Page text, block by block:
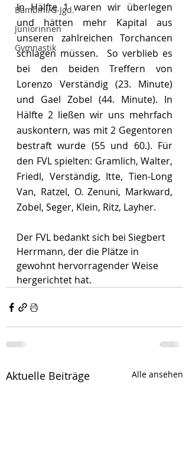
Bambini/G-Jgd.
Juniorinnen
Gymnastik
In Hälfte 1 waren wir überlegen
und hätten mehr Kapital aus
unseren zahlreichen Torchancen
schlagen müssen.  So verblieb es
bei den beiden Treffern von
Lorenzo Verständig (23. Minute)
und Gael Zobel (44. Minute). In
Hälfte 2 ließen wir uns mehrfach
auskontern, was mit 2 Gegentoren
bestraft wurde (55 und 60.). Für
den FVL spielten: Gramlich, Walter,
Friedl, Verständig, Itte, Tien-Long
Van, Ratzel, O. Zenuni, Markward,
Zobel, Seger, Klein, Ritz, Layher.
Der FVL bedankt sich bei Siegbert
Herrmann, der die Plätze in
gewohnt hervorragender Weise
hergerichtet hat.
Aktuelle Beiträge Alle ansehen